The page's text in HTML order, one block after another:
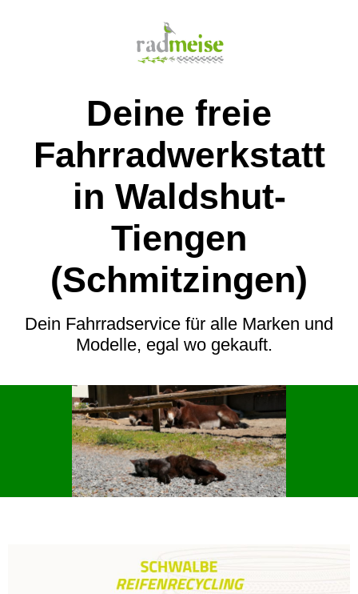
Deine freie
Fahrradwerkstatt
in Waldshut-
Tiengen
(Schmitzingen)
Dein Fahrradservice für alle Marken und
Modelle, egal wo gekauft.